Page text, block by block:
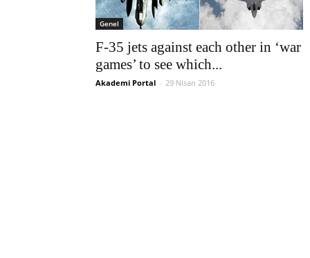
Genel
F-35 jets against each other in ‘war
games’ to see which...
Akademi Portal - 29 Nisan 2016